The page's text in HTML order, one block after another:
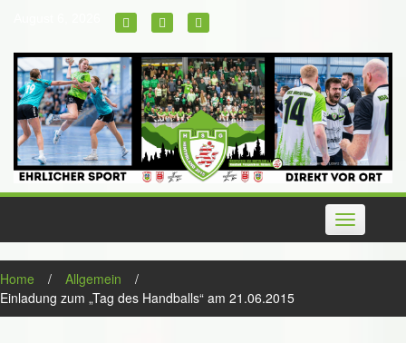
Toggle
navigation
Home / Allgemein
/
Einladung zum „Tag des Handballs“ am 21.06.2015